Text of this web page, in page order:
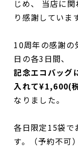
じめ、 当店に
り感謝しています
10周年の感謝の
日の各3日間、
記念エコバッグ
入れて¥1,600(
なりました。
各日限定15袋で
す。（予約不可）